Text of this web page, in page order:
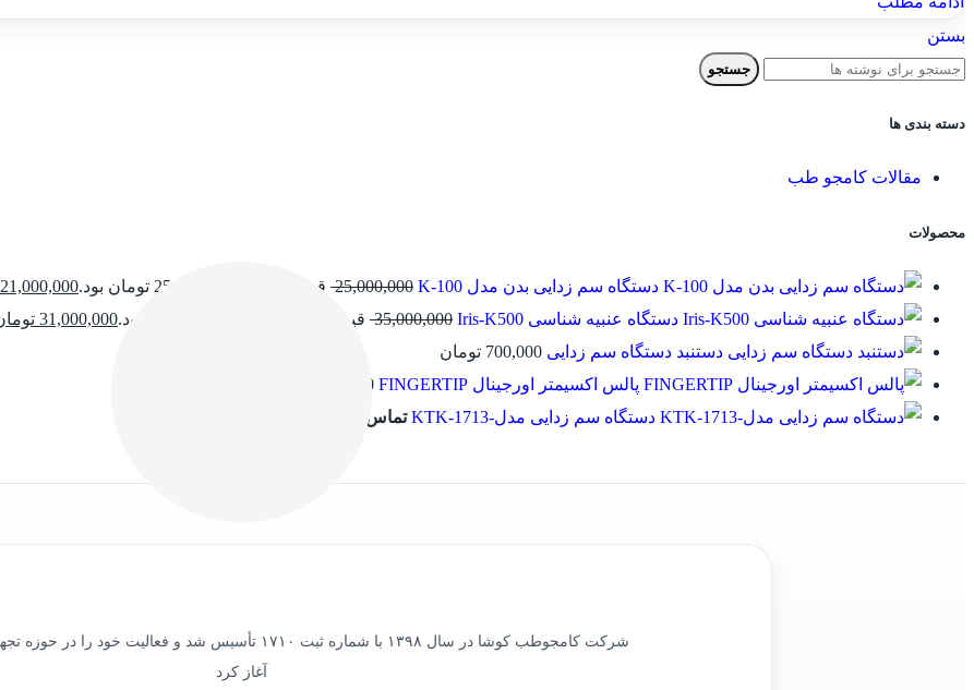
بستن
جستجو
دسته بندی ها
مقالات کامجو طب
محصولات
دستگاه سم زدایی بدن مدل K-100 25,000,000 قیمت اصلی: 25,000,000 تومان بود. 21,000,000
دستگاه عنبیه شناسی Iris-K500
35,000,000 قیمت اصلی: 35,000,000 تومان بود. 31,000,000
دستنبد دستگاه سم زدایی 700,000 تومان
پالس اکسیمتر اورجینال FINGERTIP
1,200,000
دستگاه سم زدایی مدل-KTK-1713
تماس بگیرید
شرکت کامجوطب کوشا در سال ۱۳۹۸ با شماره ثبت ۱۷۱۰ تأسیس شد و
آغاز کرد